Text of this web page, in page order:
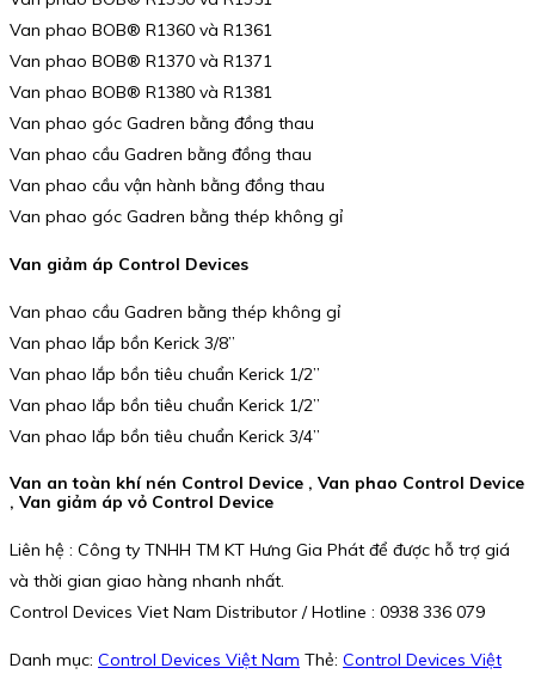
Van phao BOB® R1360 và R1361
Van phao BOB® R1370 và R1371
Van phao BOB® R1380 và R1381
Van phao góc Gadren bằng đồng thau
Van phao cầu Gadren bằng đồng thau
Van phao cầu vận hành bằng đồng thau
Van phao góc Gadren bằng thép không gỉ
Van giảm áp Control Devices
Van phao cầu Gadren bằng thép không gỉ
Van phao lắp bồn Kerick 3/8”
Van phao lắp bồn tiêu chuẩn Kerick 1/2”
Van phao lắp bồn tiêu chuẩn Kerick 1/2”
Van phao lắp bồn tiêu chuẩn Kerick 3/4”
Van an toàn khí nén Control Device , Van phao Control Device
, Van giảm áp vỏ Control Device
Liên hệ : Công ty TNHH TM KT Hưng Gia Phát để được hỗ trợ giá
và thời gian giao hàng nhanh nhất.
Control Devices Viet Nam Distributor / Hotline : 0938 336 079
Danh mục: Control Devices Việt Nam Thẻ: Control Devices Việt